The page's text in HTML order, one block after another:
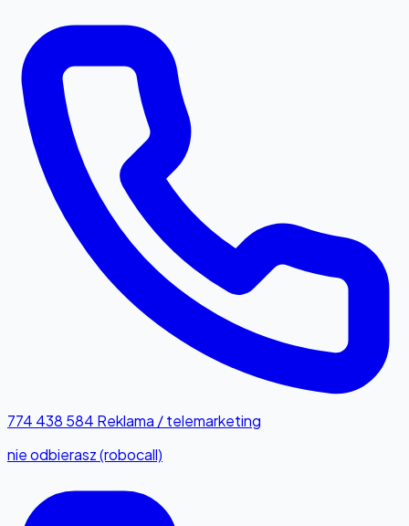
774 438 584 Reklama / telemarketing
nie odbierasz (robocall)